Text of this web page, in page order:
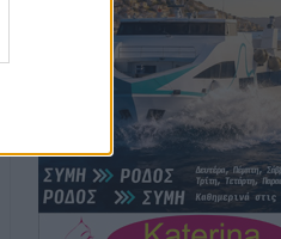
«ψηφίζουν» Ελλάδα
•
Άκυρες οι εγκύκλιοι που δεν
αναρτώνται, υποχρεωτική
δημοσίευσή τους από την
Οκτωβρίου
Ειδήσεις • πριν 2 ώρες